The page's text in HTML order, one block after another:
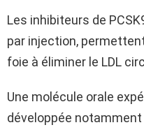
Les inhibiteurs de
par injection,
foie à éliminer le LDL
Une molécule orale
développée